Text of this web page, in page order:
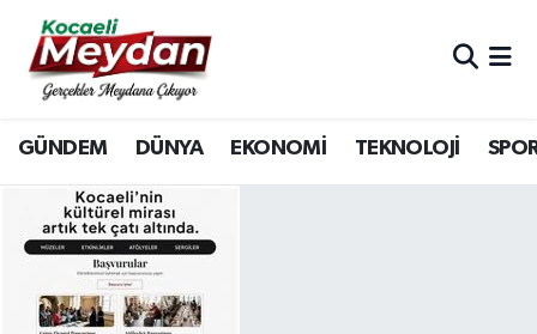
GÜNDEM DÜNYA EKONOMİ TEKNOLOJİ
Nöbetçi Eczaneler
Hava Durumu
Trafik Durumu
Süper Lig Puan Durumu ve Fikstür